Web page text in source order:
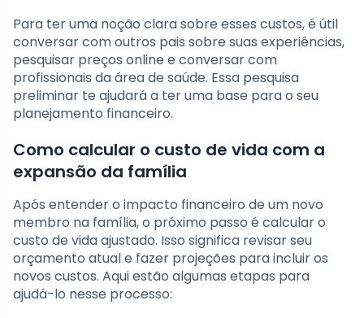
Para ter uma noção clara sobre esses custos, é útil
conversar com outros pais sobre suas experiências,
pesquisar preços online e conversar com
profissionais da área de saúde. Essa pesquisa
preliminar te ajudará a ter uma base para o seu
planejamento financeiro.
Como calcular o custo de vida com a
expansão da família
Após entender o impacto financeiro de um novo
membro na família, o próximo passo é calcular o
custo de vida ajustado. Isso significa revisar seu
orçamento atual e fazer projeções para incluir os
novos custos. Aqui estão algumas etapas para
ajudá-lo nesse processo: